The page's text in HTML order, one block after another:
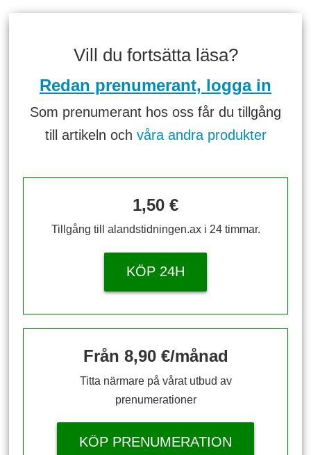
Vill du fortsätta läsa?
Redan prenumerant, logga in
Som prenumerant hos oss får du tillgång
till artikeln och våra andra produkter
1,50 €
Tillgång till alandstidningen.ax i 24 timmar.
KÖP 24H
Från 8,90 €/månad
Titta närmare på vårat utbud av
prenumerationer
KÖP PRENUMERATION